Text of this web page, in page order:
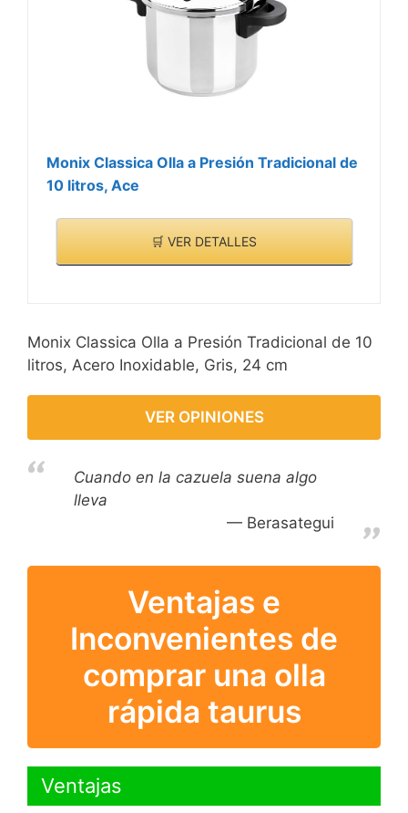
Monix Classica Olla a Presión Tradicional de
10 litros, Ace
🛒 VER DETALLES
Monix Classica Olla a Presión Tradicional de 10
litros, Acero Inoxidable, Gris, 24 cm
VER OPINIONES
Cuando en la cazuela suena algo
lleva
Berasategui
Ventajas e
Inconvenientes de
comprar una olla
rápida taurus
Ventajas